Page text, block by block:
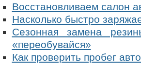
Восстановливаем салон
Насколько быстро
Сезонная замена
«переобувайся»
Как проверить пробег